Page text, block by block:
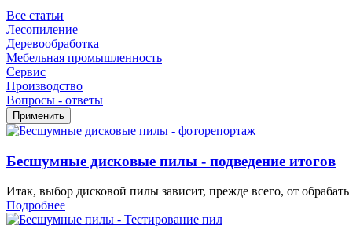
Все статьи
Лесопиление
Деревообработка
Мебельная промышленность
Сервис
Производство
Вопросы - ответы
Бесшумные дисковые пилы - подведение итогов
Итак, выбор дисковой пилы зависит, прежде всего, от
Подробнее